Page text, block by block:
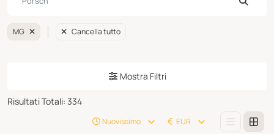
MG Cancella tutto
Mostra Filtri
Risultati Totali: 334
Nuovissimo EUR